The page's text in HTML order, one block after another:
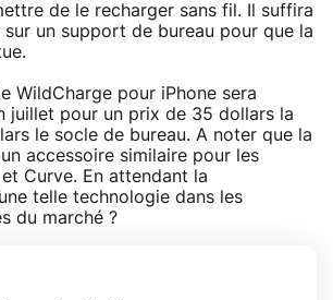
de le recharger sans fil. Il suffira
un support de bureau pour que la
WildCharge pour iPhone sera
juillet pour un prix de 35 dollars la
le socle de bureau. A noter que la
accessoire similaire pour les
Curve. En attendant la
telle technologie dans les
du marché ?